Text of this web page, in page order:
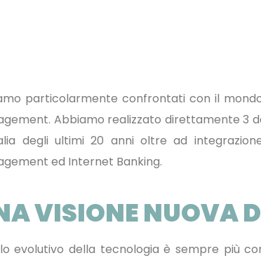
particolarmente confrontati con il
Abbiamo realizzato direttamente 3
degli ultimi 20 anni oltre ad
ed Internet Banking.
VISIONE NUOVA
evolutivo della tecnologia è sempre più